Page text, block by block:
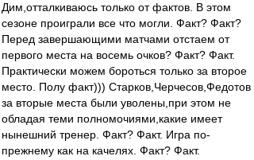
Дим,отталкиваюсь только от фактов. В этом
сезоне проиграли все что могли. Факт? Факт?
Перед завершающими матчами отстаем от
первого места на восемь очков? Факт? Факт.
Практически можем бороться только за второе
место. Полу факт))) Старков,Черчесов,Федотов
за вторые места были уволены,при этом не
обладая теми полномочиями,какие имеет
нынешний тренер. Факт? Факт. Игра по-
прежнему как на качелях. Факт? Факт.